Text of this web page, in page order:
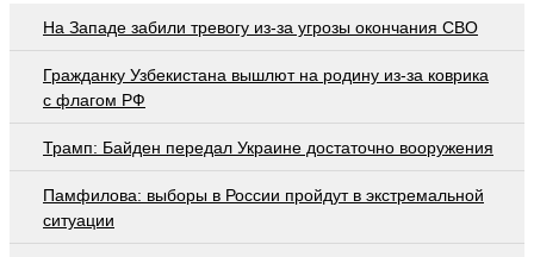
На Западе забили тревогу из-за угрозы окончания СВО
Гражданку Узбекистана вышлют на родину из-за коврика
с флагом РФ
Трамп: Байден передал Украине достаточно вооружения
Памфилова: выборы в России пройдут в экстремальной
ситуации